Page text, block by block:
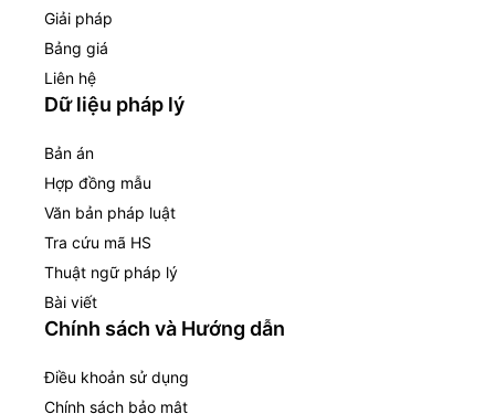
Giải pháp
Bảng giá
Liên hệ
Dữ liệu pháp lý
Bản án
Hợp đồng mẫu
Văn bản pháp luật
Tra cứu mã HS
Thuật ngữ pháp lý
Bài viết
Chính sách và Hướng dẫn
Điều khoản sử dụng
Chính sách bảo mật